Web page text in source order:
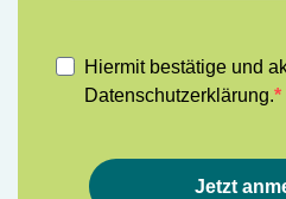
Hiermit bestätige und
Datenschutzerklärung.
Jetzt